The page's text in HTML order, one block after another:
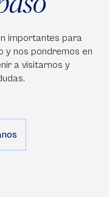
importantes para
y nos pondremos en
a visitarnos y